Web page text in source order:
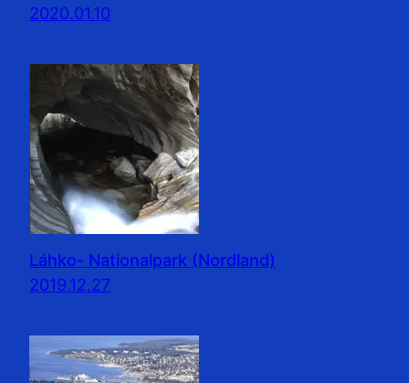
2020.01.10
Láhko- Nationalpark (Nordland)
2019.12.27